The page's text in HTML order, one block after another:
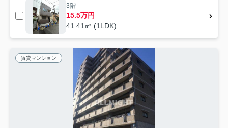
3階
15.5万円
41.41㎡ (1LDK)
賃貸マンション